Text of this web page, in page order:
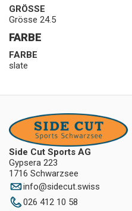
GRÖSSE
Grösse 24.5
FARBE
FARBE
slate
Side Cut Sports AG
Gypsera 223
1716 Schwarzsee
info@sidecut.swiss
026 412 10 58